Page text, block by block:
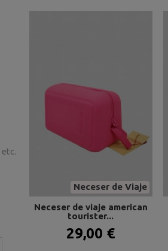
Neceser de Viaje
Neceser de viaje american
tourister...
29,00 €